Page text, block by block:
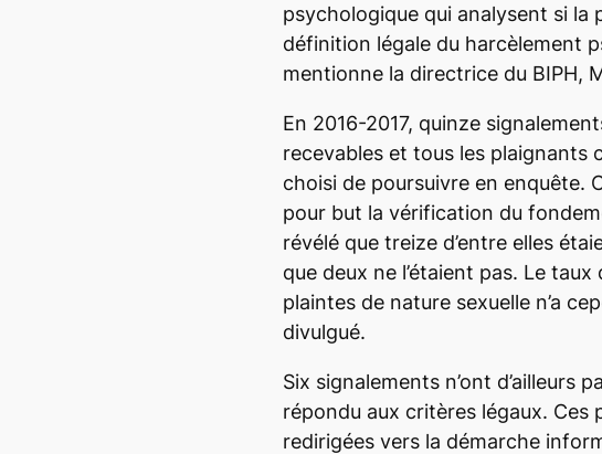
psychologique qui analysent si la
définition légale du harcèlement
mentionne la directrice du BIPH,
En 2016-2017, quinze
recevables et tous les plaignants
choisi de poursuivre en enquête.
pour but la vérification du
révélé que treize d’entre elles
que deux ne l’étaient pas. Le
plaintes de nature sexuelle n’a
divulgué.
Six signalements n’ont d’ailleurs
répondu aux critères légaux. Ces
redirigées vers la démarche